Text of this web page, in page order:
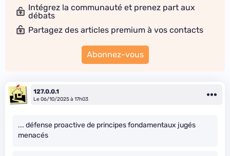
Intégrez la communauté et prenez part aux
débats
Partagez des articles premium à vos contacts
Abonnez-vous
127.0.0.1
Le 06/10/2025 à 17h03
... défense proactive de principes fondamentaux jugés
menacés